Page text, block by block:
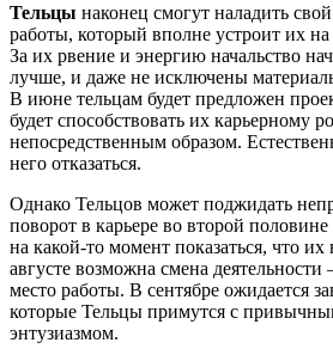
Тельцы наконец смогут наладить
работы, который вполне устроит их на
За их рвение и энергию начальство
лучше, и даже не исключены
В июне тельцам будет предложен
будет способствовать их карьерному
непосредственным образом.
него отказаться.
Однако Тельцов может поджидать
поворот в карьере во второй
на какой-то момент показаться, что их
августе возможна смена деятельности
место работы. В сентябре ожидается
которые Тельцы примутся с
энтузиазмом.